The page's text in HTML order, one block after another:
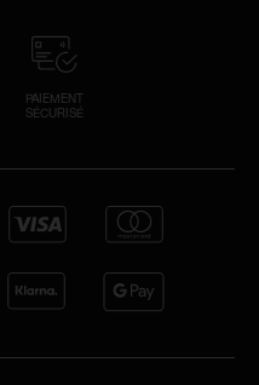
PAIEMENT
SÉCURISÉ